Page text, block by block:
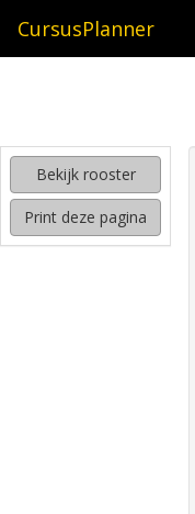
CursusPlanner
kijken
hoe
mijn
rooster
Bekijk rooster
Print deze pagina